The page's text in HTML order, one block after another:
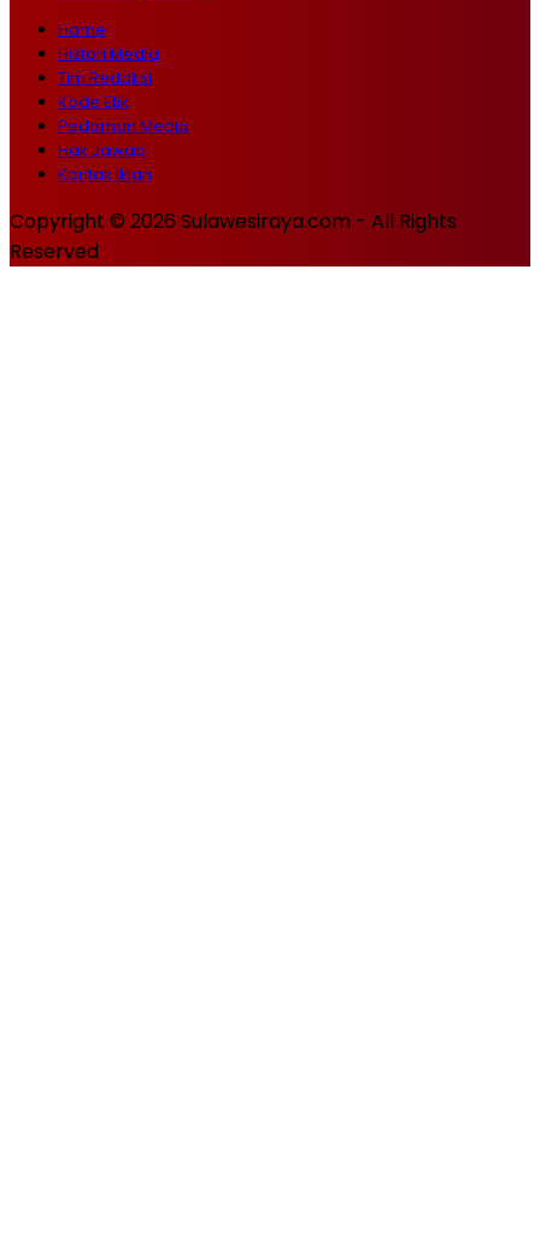
Home
Histori Media
Tim Redaksi
Kode Etik
Pedoman Media
Hak Jawab
Kontak Iklan
Copyright © 2026 Sulawesiraya.com - All Rights
Reserved